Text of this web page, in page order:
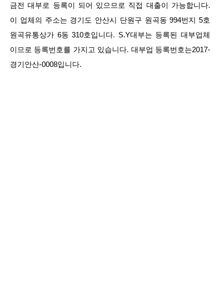
금전 대부로 등록이 되어 있으므로 직접 대출이 가능합니다.
이 업체의 주소는 경기도 안산시 단원구 원곡동 994번지 5호
원곡유통상가 6동 310호입니다. S.Y대부는 등록된 대부업체
이므로 등록번호를 가지고 있습니다. 대부업 등록번호는2017-
경기안산-0008입니다.